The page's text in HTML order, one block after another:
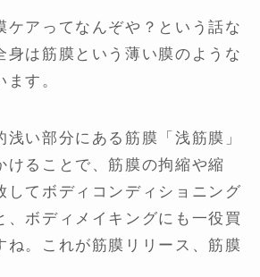
ケアってなんぞや？という話な
身は筋膜という薄い膜のような
す。
浅い部分にある筋膜「浅筋膜」
けることで、筋膜の拘縮や縮
してボディコンディショニング
、ボディメイキングにも一役買
ね。これが筋膜リリース、筋膜